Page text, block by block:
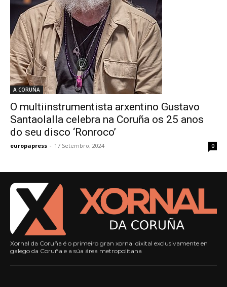
A CORUÑA
O multiinstrumentista arxentino Gustavo
Santaolalla celebra na Coruña os 25 anos
do seu disco ‘Ronroco’
europapress - 17 Setembro, 2024 0
Xornal da Coruña é o primeiro gran xornal dixital exclusivamente en
galego da Coruña e a súa área metropolitana